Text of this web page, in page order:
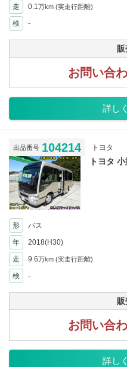
走 0.1万km (実走行距離)
検
-
お問い合
詳し
出品番号 104214 トヨタ
トヨタ
形 バス
年
2018(H30)
走 9.6万km (実走行距離)
検
-
お問い合
詳し